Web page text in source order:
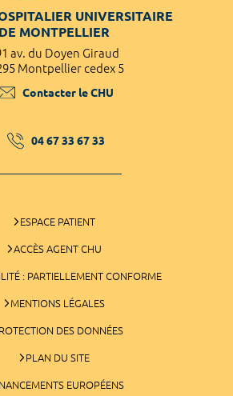
UNIVERSITAIRE
DE MONTPELLIER
av. du Doyen Giraud
Montpellier cedex 5
Contacter le CHU
04 67 33 67 33
ESPACE PATIENT
ACCÈS AGENT CHU
: PARTIELLEMENT CONFORME
MENTIONS LÉGALES
DES DONNÉES
PLAN DU SITE
EUROPÉENS